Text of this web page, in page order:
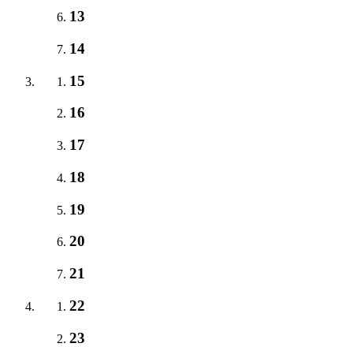
13
14
15
16
17
18
19
20
21
22
23